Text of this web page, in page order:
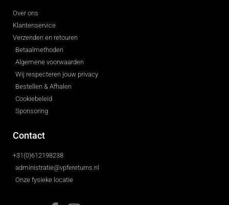
Over ons
Klantenservice
Verzenden en retouren
Betaalmethoden
Algemene voorwaarden
Wij respecteren jouw privacy
Bestellen & Afhalen
Cookiebeleid
Sponsoring
Contact
+31(0)612198238
administratie@vpfereturns.nl
Onze fysieke locatie